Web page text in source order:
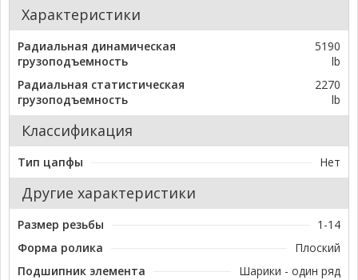
Характеристики
Радиальная динамическая
грузоподъемность
5190
lb
Радиальная статистическая
грузоподъемность
2270
lb
Классификация
Тип цапфы Нет
Другие характеристики
Размер резьбы
1-14
Форма ролика
Плоский
Подшипник элемента
Шарики - один ряд